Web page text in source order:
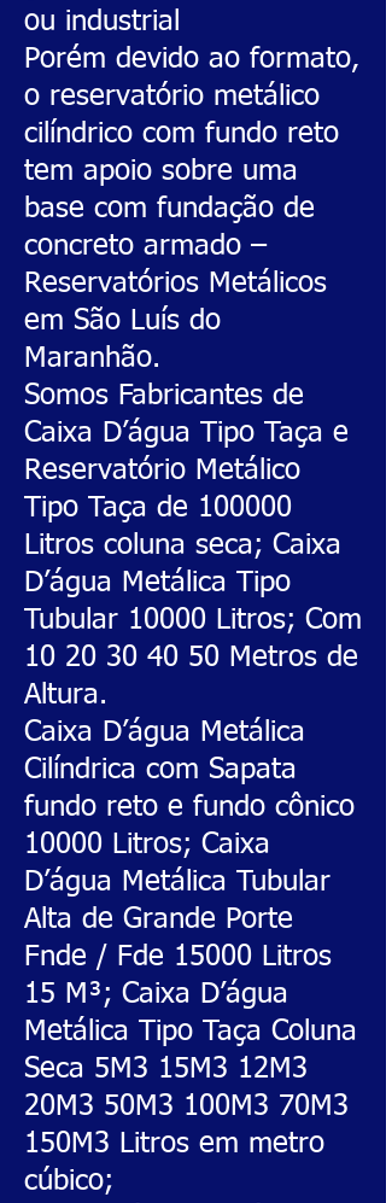
ou industrial
Porém devido ao formato,
o reservatório metálico
cilíndrico com fundo reto
tem apoio sobre uma
base com fundação de
concreto armado –
Reservatórios Metálicos
em São Luís do
Maranhão.
Somos Fabricantes de
Caixa D’água Tipo Taça e
Reservatório Metálico
Tipo Taça de 100000
Litros coluna seca; Caixa
D’água Metálica Tipo
Tubular 10000 Litros; Com
10 20 30 40 50 Metros de
Altura.
Caixa D’água Metálica
Cilíndrica com Sapata
fundo reto e fundo cônico
10000 Litros; Caixa
D’água Metálica Tubular
Alta de Grande Porte
Fnde / Fde 15000 Litros
15 M³; Caixa D’água
Metálica Tipo Taça Coluna
Seca 5M3 15M3 12M3
20M3 50M3 100M3 70M3
150M3 Litros em metro
cúbico;